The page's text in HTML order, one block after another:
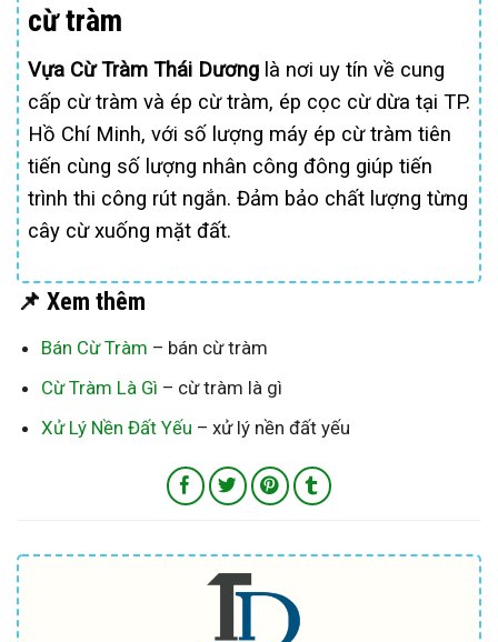
cừ tràm
Vựa Cừ Tràm Thái Dương là nơi uy tín về cung
cấp cừ tràm và ép cừ tràm, ép cọc cừ dừa tại TP.
Hồ Chí Minh, với số lượng máy ép cừ tràm tiên
tiến cùng số lượng nhân công đông giúp tiến
trình thi công rút ngắn. Đảm bảo chất lượng từng
cây cừ xuống mặt đất.
📌 Xem thêm
Bán Cừ Tràm – bán cừ tràm
Cừ Tràm Là Gì – cừ tràm là gì
Xử Lý Nền Đất Yếu – xử lý nền đất yếu